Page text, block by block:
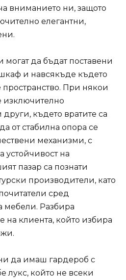
вниманието ни, защото
елегантни,
могат да бъдат поставени
и навсякъде където
пространство. При някои
където вратите са
от стабилна опора се
механизми, с
устойчивост на
пазар са познати
производители, като
сред
мебели. Разбира
на клиента, който избира
да имаш гардероб с
лукс, който не всеки